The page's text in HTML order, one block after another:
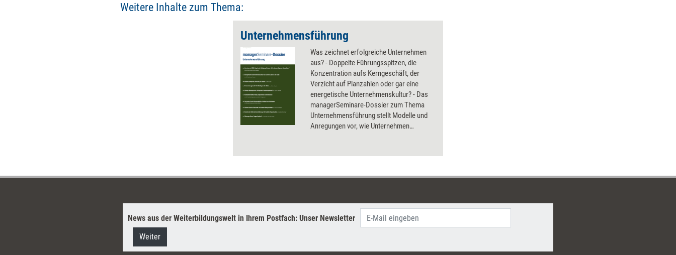
Weitere Inhalte zum Thema:
Unternehmensführung
Was zeichnet erfolgreiche Unternehmen
aus? - Doppelte Führungsspitzen, die
Konzentration aufs Kerngeschäft, der
Verzicht auf Planzahlen oder gar eine
energetische Unternehmenskultur? - Das
managerSeminare-Dossier zum Thema
Unternehmensführung stellt Modelle und
Anregungen vor, wie Unternehmen
der Natur und Ideen der Internetkultur zu
News aus der Weiterbildungswelt in Ihrem Postfach: Unser Newsletter
Weiter